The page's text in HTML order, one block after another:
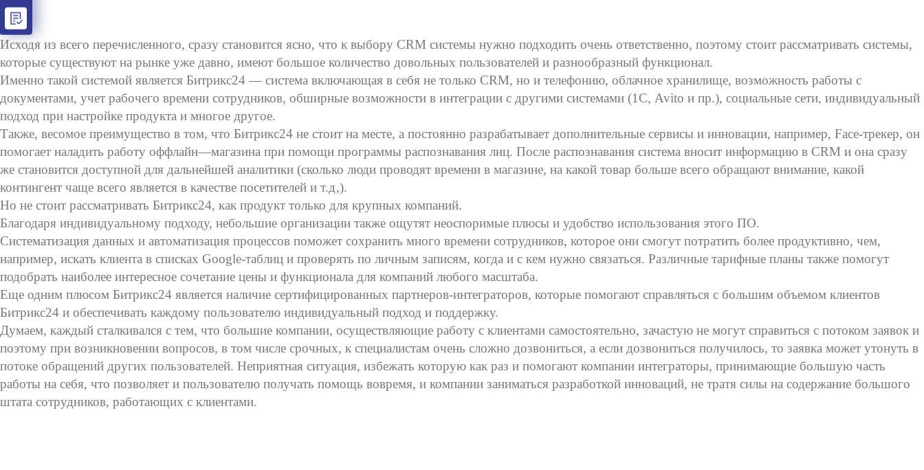
Исходя из всего перечисленного, сразу становится ясно, что к выбору CRM системы нужно подходить очень ответственно, поэтому стоит рассматривать системы,
которые существуют на рынке уже давно, имеют большое количество довольных пользователей и разнообразный функционал.
Именно такой системой является Битрикс24 — система включающая в себя не только CRM, но и телефонию, облачное хранилище, возможность работы с
документами, учет рабочего времени сотрудников, обширные возможности в интеграции с другими системами (1С, Avito и пр.), социальные сети, индивидуальный
подход при настройке продукта и многое другое.
Также, весомое преимущество в том, что Битрикс24 не стоит на месте, а постоянно разрабатывает дополнительные сервисы и инновации, например, Fасе-трекер, он
помогает наладить работу оффлайн—магазина при помощи программы распознавания лиц. После распознавания система вносит информацию в CRM и она сразу
же становится доступной для дальнейшей аналитики (сколько люди проводят времени в магазине, на какой товар больше всего обращают внимание, какой
контингент чаще всего является в качестве посетителей и т.д‚).
Но не стоит рассматривать Битрикс24, как продукт только для крупных компаний.
Благодаря индивидуальному подходу, небольшие организации также ощутят неоспоримые плюсы и удобство использования этого ПО.
Систематизация данных и автоматизация процессов поможет сохранить много времени сотрудников, которое они смогут потратить более продуктивно, чем,
например, искать клиента в списках Google-таблиц и проверять по личным записям, когда и с кем нужно связаться. Различные тарифные планы также помогут
подобрать наиболее интересное сочетание цены и функционала для компаний любого масштаба.
Еще одним плюсом Битрикс24 является наличие сертифицированных партнеров-интеграторов, которые помогают справляться с большим объемом клиентов
Битрикс24 и обеспечивать каждому пользователю индивидуальный подход и поддержку.
Думаем, каждый сталкивался с тем, что большие компании, осуществляющие работу с клиентами самостоятельно, зачастую не могут справиться с потоком заявок и
поэтому при возникновении вопросов, в том числе срочных, к специалистам очень сложно дозвониться, а если дозвониться получилось, то заявка может утонуть в
потоке обращений других пользователей. Неприятная ситуация, избежать которую как раз и помогают компании интеграторы, принимающие большую часть
работы на себя, что позволяет и пользователю получать помощь вовремя, и компании заниматься разработкой инноваций, не тратя силы на содержание большого
штата сотрудников, работающих с клиентами.